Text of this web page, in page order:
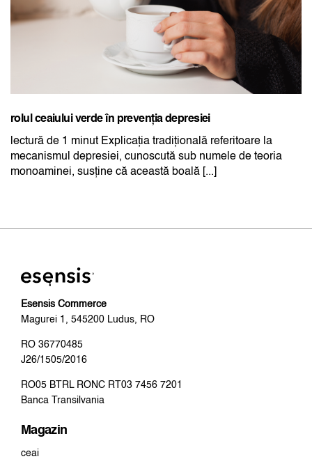
rolul ceaiului verde în prevenția depresiei
lectură de 1 minut Explicația tradițională referitoare la
mecanismul depresiei, cunoscută sub numele de teoria
monoaminei, susține că această boală [...]
Esensis Commerce
Magurei 1, 545200 Ludus, RO
RO 36770485
J26/1505/2016
RO05 BTRL RONC RT03 7456 7201
Banca Transilvania
Magazin
ceai